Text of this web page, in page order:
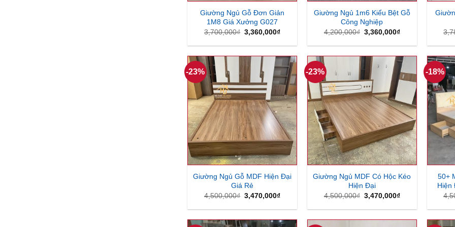
Giường Ngủ Gỗ Đơn Giản
1M8 Giá Xưởng G027
3,700,000₫ Giá
là:
3,360,000₫Giá
tại
3,360,000₫.
Giường Ngủ 1m6 Kiểu Bệt Gỗ
Công Nghiệp
4,200,000₫ Giá
là:
3,360,000₫Giá
tại
3,360,000₫.
-23%
Giường Ngủ Gỗ MDF Hiện Đại
Giá Rẻ
4,500,000₫ Giá
là:
3,470,000₫Giá
tại
3,470,000₫.
-23%
Giường Ngủ MDF Có Hộc Kéo
Hiện Đại
4,500,000₫ Giá
là:
3,470,000₫Giá
tại
3,470,000₫.
-18%
50+
Hiện